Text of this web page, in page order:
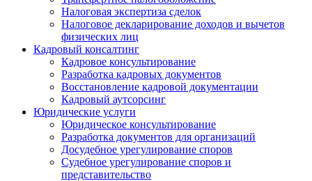
Налоговая экспертиза сделок
Налоговое декларирование доходов и вычетов
физических лиц
Кадровый консалтинг
Кадровое консультирование
Разработка кадровых документов
Восстановление кадровой документации
Кадровый аутсорсинг
Юридические услуги
Юридическое консультирование
Разработка документов для организаций
Досудебное урегулирование споров
Судебное урегулирование споров и
представительство